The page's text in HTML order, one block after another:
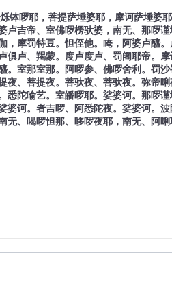
钵啰耶，菩提萨埵婆耶，摩诃萨埵婆
吉帝、室佛啰楞驮婆，南无、那啰
，摩罚特豆。怛侄他。唵，阿婆卢醯
卢、羯蒙。度卢度卢、罚阇耶帝。
。室那室那。阿啰参、佛啰舍利。罚
、菩提夜。菩驮夜、菩驮夜。弥帝
陀喻艺。室皤啰耶。娑婆诃。那啰
诃。者吉啰、阿悉陀夜。娑婆诃。
、喝啰怛那、哆啰夜耶，南无、阿